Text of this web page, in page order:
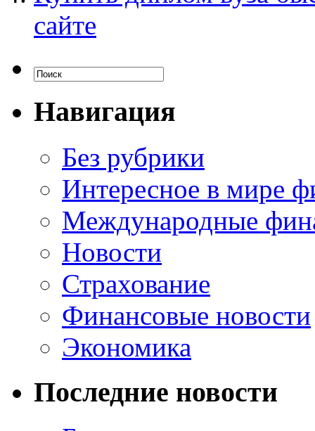
сайте
Навигация
Без рубрики
Интересное в мире
Международные
Новости
Страхование
Финансовые новости
Экономика
Последние новости